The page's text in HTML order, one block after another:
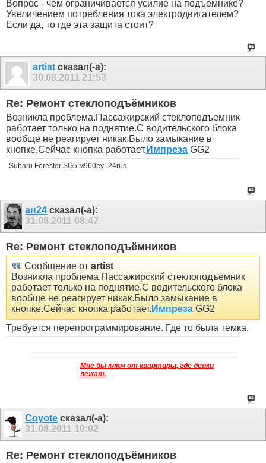
Вопрос - чем ограничивается усилие на подъемнике?
Увеличением потребления тока электродвигателем?
Если да, то где эта защита стоит?
artist сказал(-а):
30.08.2011 21:53
Re: Ремонт стеклоподъёмников
Возникла проблема.Пассажирский стеклоподъемник
работает только на поднятие.С водительского блока
вообще не реагирует никак.Было замыкание в
кнопке.Сейчас кнопка работает. Импреза GG2
Subaru Forester SG5 м960еу124rus
ан24 сказал(-а):
31.08.2011 08:47
Re: Ремонт стеклоподъёмников
Сообщение от artist
Возникла проблема.Пассажирский стеклоподъемник
работает только на поднятие.С водительского блока
вообще не реагирует никак.Было замыкание в
кнопке.Сейчас кнопка работает. Импреза GG2
Требуется перепрограммирование. Где то была темка.
Мне бы ключ от квартиры, где девки
лежат.
Coyote сказал(-а):
31.08.2011 10:02
Re: Ремонт стеклоподъёмников